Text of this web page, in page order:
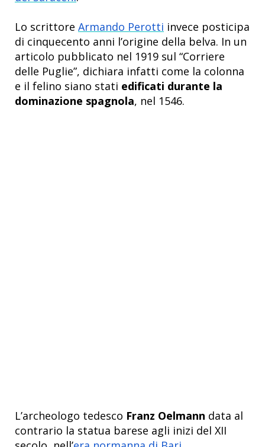
Lo scrittore Armando Perotti invece posticipa
di cinquecento anni l’origine della belva. In un
articolo pubblicato nel 1919 sul “Corriere
delle Puglie”, dichiara infatti come la colonna
e il felino siano stati edificati durante la
dominazione spagnola, nel 1546.
L’archeologo tedesco Franz Oelmann data al
contrario la statua barese agli inizi del XII